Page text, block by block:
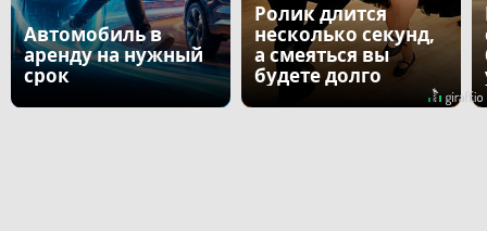
Автомобиль в
аренду на нужный
срок
Ролик длится
несколько секунд,
а смеяться вы
будете долго